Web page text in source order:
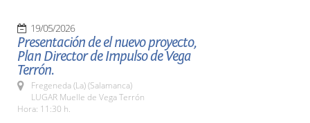
19/05/2026
Presentación de el nuevo proyecto,
Plan Director de Impulso de Vega
Terrón.
Fregeneda (La) (Salamanca)
LUGAR Muelle de Vega Terrón
Hora: 11:30 h.